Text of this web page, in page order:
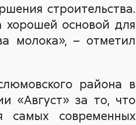
строительства.
хорошей основой для
молока», – отметил
района в
«Август» за то, что
самых современных